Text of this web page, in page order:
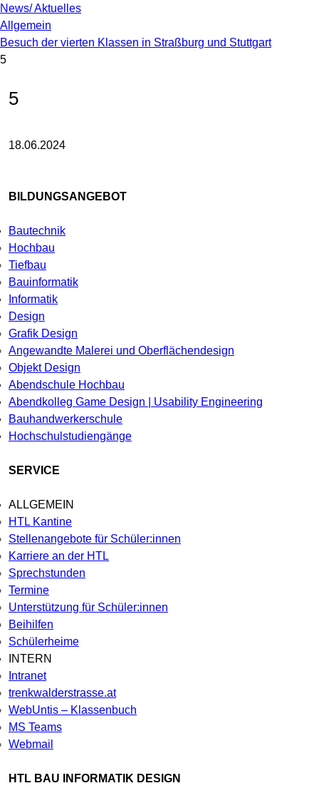
News/ Aktuelles
Allgemein
Besuch der vierten Klassen in Straßburg und Stuttgart
5
5
18.06.2024
BILDUNGSANGEBOT
Bautechnik
Hochbau
Tiefbau
Bauinformatik
Informatik
Design
Grafik Design
Angewandte Malerei und Oberflächendesign
Objekt Design
Abendschule Hochbau
Abendkolleg Game Design | Usability Engineering
Bauhandwerkerschule
Hochschulstudiengänge
SERVICE
ALLGEMEIN
HTL Kantine
Stellenangebote für Schüler:innen
Karriere an der HTL
Sprechstunden
Termine
Unterstützung für Schüler:innen
Beihilfen
Schülerheime
INTERN
Intranet
trenkwalderstrasse.at
WebUntis – Klassenbuch
MS Teams
Webmail
HTL BAU INFORMATIK DESIGN